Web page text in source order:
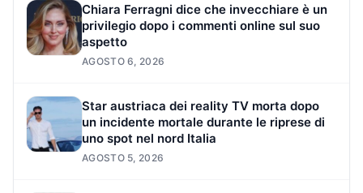
Chiara Ferragni dice che invecchiare è un
privilegio dopo i commenti online sul suo
aspetto
AGOSTO 6, 2026
Star austriaca dei reality TV morta dopo
un incidente mortale durante le riprese di
uno spot nel nord Italia
AGOSTO 5, 2026